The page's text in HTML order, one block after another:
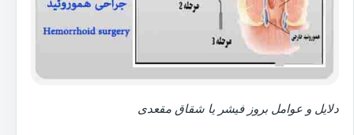
دلایل و عوامل بروز فیشر یا شقاق مقعدی